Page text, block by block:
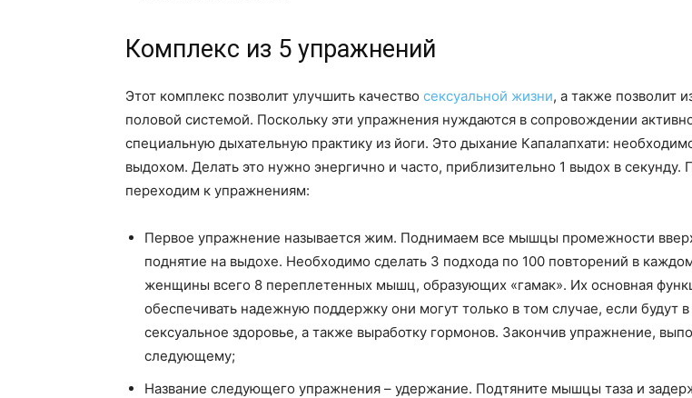
Комплекс из 5 упражнений
Этот комплекс позволит улучшить качество сексуальной жизни, а также позволит
половой системой. Поскольку эти упражнения нуждаются в сопровождении
специальную дыхательную практику из йоги. Это дыхание Капалапхати:
выдохом. Делать это нужно энергично и часто, приблизительно 1 выдох в
переходим к упражнениям:
Первое упражнение называется жим. Поднимаем все мышцы промежности
поднятие на выдохе. Необходимо сделать 3 подхода по 100 повторений в
женщины всего 8 переплетенных мышц, образующих «гамак». Их основная
обеспечивать надежную поддержку они могут только в том случае, если будут
сексуальное здоровье, а также выработку гормонов. Закончив упражнение,
следующему;
Название следующего упражнения – удержание. Подтяните мышцы таза и